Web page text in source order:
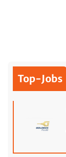
Top-Jobs